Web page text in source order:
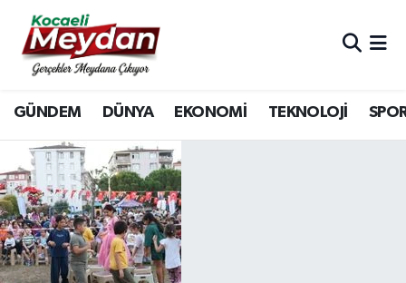
GÜNDEM DÜNYA EKONOMİ TEKNOLOJİ
Nöbetçi Eczaneler
Hava Durumu
Trafik Durumu
Süper Lig Puan Durumu ve Fikstür
Tüm Manşetler